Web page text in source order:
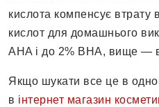
кислота компенсує втрату
кислот для домашнього
AHA і до 2% BHA, вище —
Якщо шукати все це в
в інтернет магазин